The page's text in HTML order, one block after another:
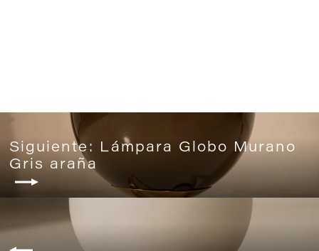
Siguiente: Lámpara Globo Murano
Gris araña